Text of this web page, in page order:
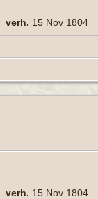
verh. 15 Nov 1804
verh. 15 Nov 1804